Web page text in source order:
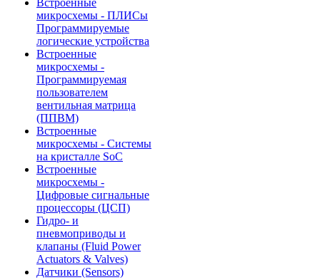
Встроенные
микросхемы - ПЛИСы
Программируемые
логические устройства
Встроенные
микросхемы -
Программируемая
пользователем
вентильная матрица
(ППВМ)
Встроенные
микросхемы - Системы
на кристалле SoC
Встроенные
микросхемы -
Цифровые сигнальные
процессоры (ЦСП)
Гидро- и
пневмоприводы и
клапаны (Fluid Power
Actuators & Valves)
Датчики (Sensors)